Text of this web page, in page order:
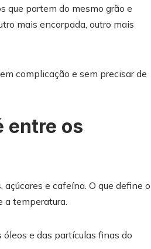
que partem do mesmo grão e
mais encorpada, outro mais
complicação e sem precisar de
entre os
e cafeína. O que define o
a temperatura.
e das partículas finas do